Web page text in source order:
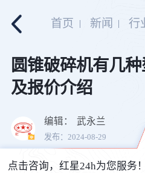
首页 新闻 行
圆锥破碎机有几
及报价介绍
编辑： 武永兰
发布：2024-08-29
点击咨询，红星24h为您服务！